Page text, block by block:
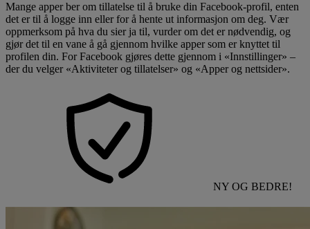
Mange apper ber om tillatelse til å bruke din Facebook-profil, enten
det er til å logge inn eller for å hente ut informasjon om deg. Vær
oppmerksom på hva du sier ja til, vurder om det er nødvendig, og
gjør det til en vane å gå gjennom hvilke apper som er knyttet til
profilen din. For Facebook gjøres dette gjennom i «Innstillinger» –
der du velger «Aktiviteter og tillatelser» og «Apper og nettsider».
NY OG BEDRE!